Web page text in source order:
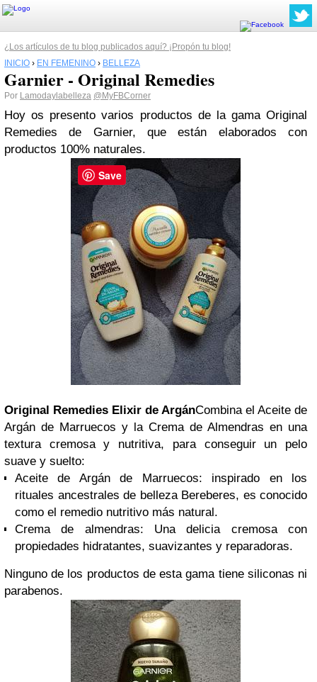
¿Los artículos de tu blog publicados aquí? ¡Propón tu blog!
INICIO › EN FEMENINO › BELLEZA
Garnier - Original Remedies
Por Lamodaylabelleza @MyFBCorner
Hoy os presento varios productos de la gama Original
Remedies de Garnier, que están elaborados con
productos 100% naturales.
Original Remedies Elixir de ArgánCombina el Aceite de
Argán de Marruecos y la Crema de Almendras en una
textura cremosa y nutritiva, para conseguir un pelo
suave y suelto:
Aceite de Argán de Marruecos: inspirado en los
rituales ancestrales de belleza Bereberes, es conocido
como el remedio nutritivo más natural.
Crema de almendras: Una delicia cremosa con
propiedades hidratantes, suavizantes y reparadoras.
Ninguno de los productos de esta gama tiene siliconas ni
parabenos.
Save